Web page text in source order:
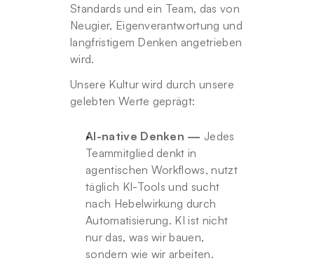
Standards und ein Team, das von
Neugier, Eigenverantwortung und
langfristigem Denken angetrieben
wird.
Unsere Kultur wird durch unsere
gelebten Werte geprägt:
AI-native Denken — Jedes
Teammitglied denkt in
agentischen Workflows, nutzt
täglich KI-Tools und sucht
nach Hebelwirkung durch
Automatisierung. KI ist nicht
nur das, was wir bauen,
sondern wie wir arbeiten.